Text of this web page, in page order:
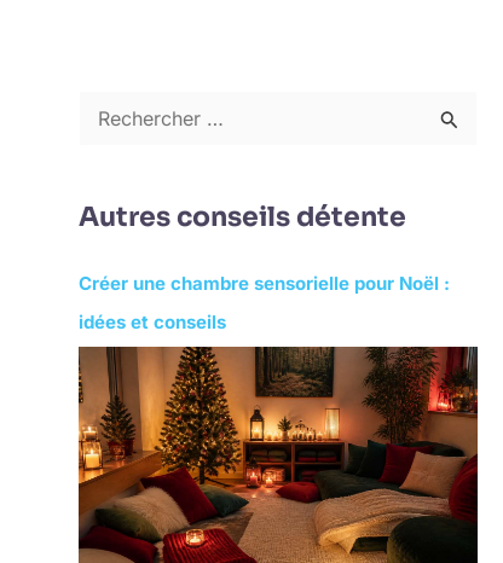
c
e
r
c
h
e
r
:
Autres conseils détente
Créer une chambre sensorielle pour Noël :
idées et conseils